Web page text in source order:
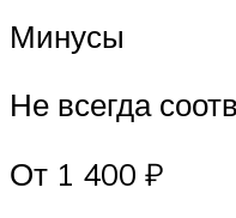
Минусы
Не всегда
От 1 400 ₽